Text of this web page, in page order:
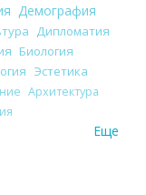
Демография
Дипломатия
Биология
Эстетика
Архитектура
Еще